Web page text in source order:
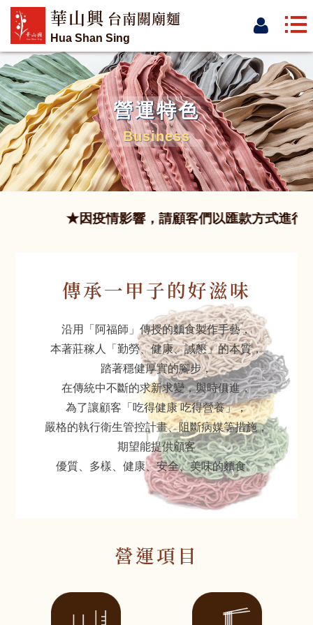
華山興 台南關廟麵
Hua Shan Sing
營運特色
Business
傳承一甲子的好滋味
沿用「阿福師」傳授的麵食製作手藝，
本著莊稼人「勤勞、健康、誠懇」的本質，
踏著穩健厚實的腳步，
在傳統中不斷的求新求變，與時俱進，
為了讓顧客「吃得健康 吃得營養」，
嚴格的執行衛生管控計畫、阻斷病媒等措施，
期望能提供顧客
優質、多樣、健康、安全、美味的麵食。
營運項目